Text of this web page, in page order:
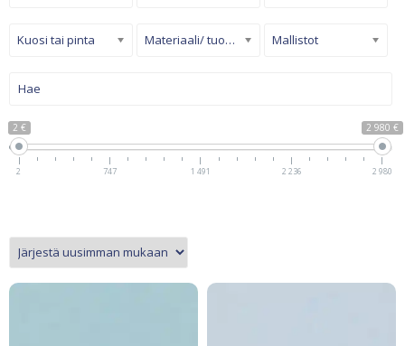
2 € 2 980 €
2 747 1 491 2 236 2 980
Kuosi tai pinta Materiaali/ tuotetyyppi Mallistot